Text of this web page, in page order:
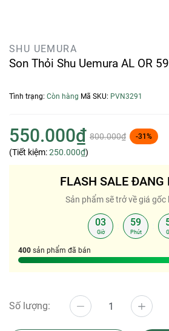
SHU UEMURA
Son Thỏi Shu Uemura AL OR
Tình trạng: Còn hàng Mã SKU: PVN3291
550.000₫ 800.000₫ -31%
(Tiết kiệm:250.000₫)
FLASH SALE ĐANG
Sản phẩm sẽ trở về giá gốc
03
Giờ
59
Phút
400 sản phẩm đã bán
Số lượng: